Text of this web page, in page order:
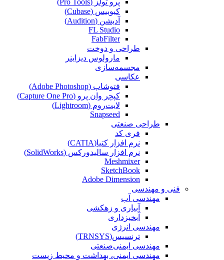
کیوبیس (Cubase‎)
آدیشن (Audition)
FL Studio
FabFilter
طراحی و دوخت
مارولوس دیزاینر
مجسمه‌سازی‌
عکاسی
فتوشاپ (Adobe Photoshop)
کپچر وان پرو (Capture One Pro)
لایت‌روم (Lightroom)
Snapseed
طراحی صنعتی
فری کد
نرم افزار کتیا(CATIA)
نرم افزار سالیدورکس (SolidWorks)
Meshmixer
SketchBook
Adobe Dimension
فنی و مهندسی
مهندسی آب
آبیاری و زهکشی
آبخیزداری
مهندسی انرژی
ترنسیس(TRNSYS)
مهندسی ایمنی‌صنعتی
مهندسی ایمنی، بهداشت و محیط زیست